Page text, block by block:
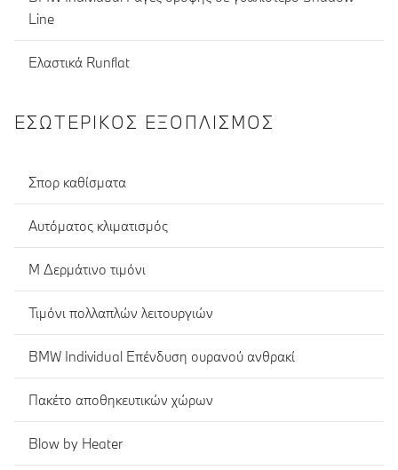
Line
Ελαστικά Runflat
ΕΣΩΤΕΡΙΚΌΣ ΕΞΟΠΛΙΣΜΌΣ
Σπορ καθίσματα
Αυτόματος κλιματισμός
Μ Δερμάτινο τιμόνι
Τιμόνι πολλαπλών λειτουργιών
BMW Individual Eπένδυση ουρανού ανθρακί
Πακέτο αποθηκευτικών χώρων
Blow by Heater